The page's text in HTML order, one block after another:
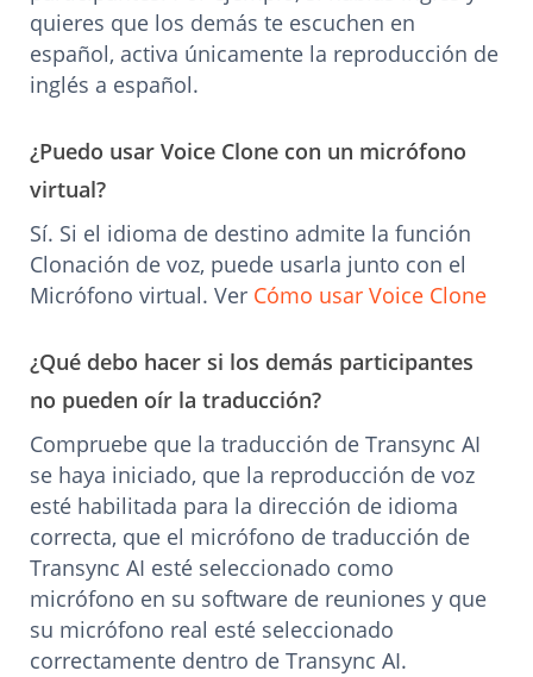
quieres que los demás te escuchen en
español, activa únicamente la reproducción de
inglés a español.
¿Puedo usar Voice Clone con un micrófono
virtual?
Sí. Si el idioma de destino admite la función
Clonación de voz, puede usarla junto con el
Micrófono virtual. Ver Cómo usar Voice Clone
¿Qué debo hacer si los demás participantes
no pueden oír la traducción?
Compruebe que la traducción de Transync AI
se haya iniciado, que la reproducción de voz
esté habilitada para la dirección de idioma
correcta, que el micrófono de traducción de
Transync AI esté seleccionado como
micrófono en su software de reuniones y que
su micrófono real esté seleccionado
correctamente dentro de Transync AI.